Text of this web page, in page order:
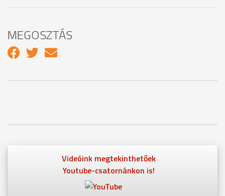
MEGOSZTÁS
Videóink megtekinthetőek
Youtube-csatornánkon is!